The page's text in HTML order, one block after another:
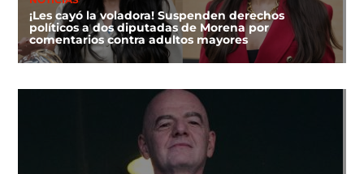
¡Les cayó la voladora! Suspenden derechos
políticos a dos diputadas de Morena por
comentarios contra adultos mayores